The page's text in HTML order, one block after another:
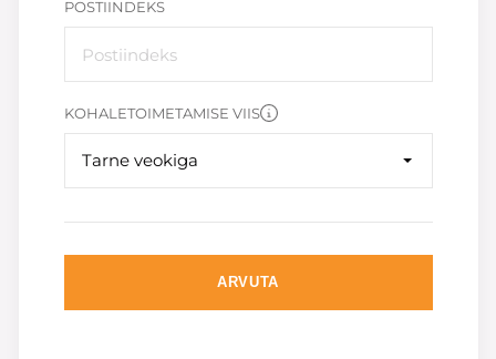
POSTIINDEKS
KOHALETOIMETAMISE VIIS
Tarne veokiga
ARVUTA